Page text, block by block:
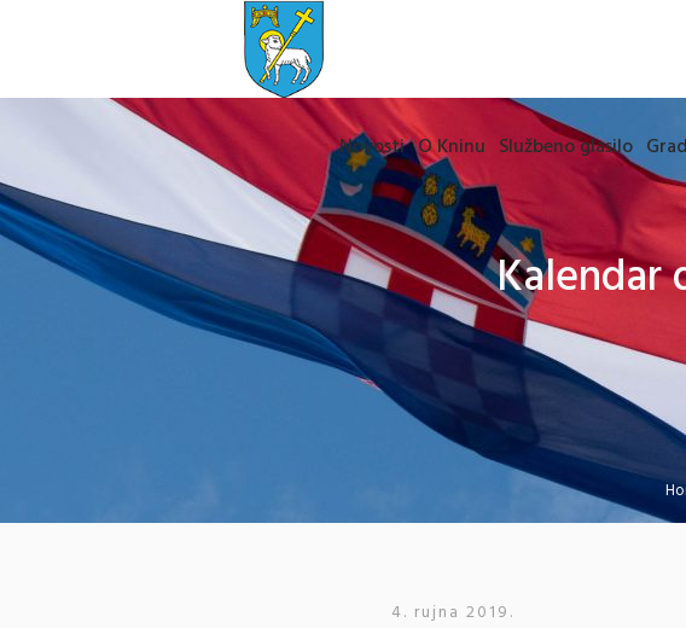
Novosti O Kninu Službeno glasilo
Kalendar
4. rujna 2019.